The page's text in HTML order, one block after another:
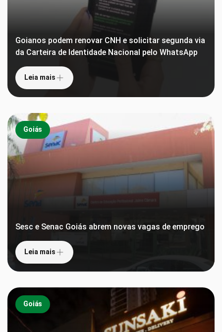
Goianos podem renovar CNH e solicitar segunda via
da Carteira de Identidade Nacional pelo WhatsApp
Leia mais
Goiás
Sesc e Senac Goiás abrem novas vagas de emprego
Leia mais
Goiás